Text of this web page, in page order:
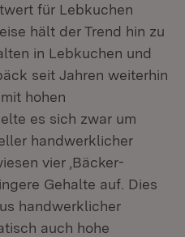
für Lebkuchen
hält der Trend hin zu
in Lebkuchen und
seit Jahren weiterhin
hohen
es sich zwar um
handwerklicher
vier ‚Bäcker-
Gehalte auf. Dies
handwerklicher
auch hohe